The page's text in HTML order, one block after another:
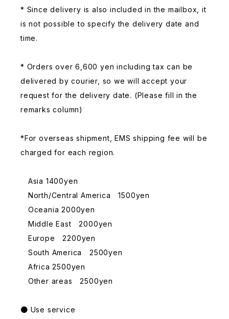
* Since delivery is also included in the mailbox, it
is not possible to specify the delivery date and
time.
* Orders over 6,600 yen including tax can be
delivered by courier, so we will accept your
request for the delivery date. (Please fill in the
remarks column)
*For overseas shipment, EMS shipping fee will be
charged for each region.
Asia 1400yen
North/Central America 1500yen
Oceania 2000yen
Middle East 2000yen
Europe 2200yen
South America 2500yen
Africa 2500yen
Other areas 2500yen
● Use service